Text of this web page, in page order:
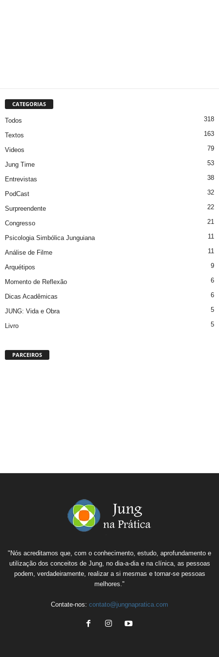
CATEGORIAS
Todos 318
Textos 163
Videos 79
Jung Time 53
Entrevistas 38
PodCast 32
Surpreendente 22
Congresso 21
Psicologia Simbólica Junguiana 11
Análise de Filme 11
Arquétipos 9
Momento de Reflexão 6
Dicas Acadêmicas 6
JUNG: Vida e Obra 5
Livro 5
PARCEIROS
"Nós acreditamos que, com o conhecimento, estudo, aprofundamento e
utilização dos conceitos de Jung, no dia-a-dia e na clínica, as pessoas
podem, verdadeiramente, realizar a si mesmas e tornar-se pessoas
melhores."
Contate-nos: contato@jungnapratica.com